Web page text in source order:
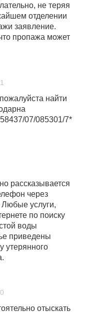
не теряя
отделении
заявление.
пропажа может
найти
07/085301/7*
рассказывается
через
Любые услуги,
по поиску
воды
приведены
утерянного
отыскать